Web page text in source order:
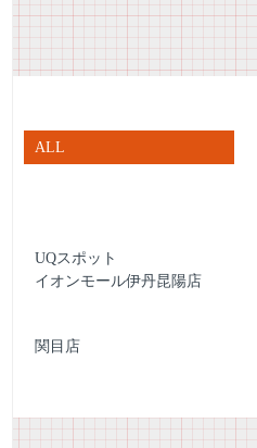
ALL
UQスポット
イオンモール伊丹昆陽店
関目店